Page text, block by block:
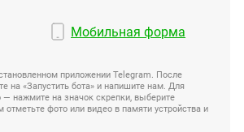
Мобильная форма
приложении Telegram. После
на «Запустить бота» и напишите нам. Для
— нажмите на значок скрепки, выберите
фото или видео в памяти устройства и